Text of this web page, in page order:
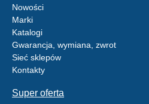
Nowości
Marki
Katalogi
Gwarancja, wymiana, zwrot
Sieć sklepów
Kontakty
Super oferta